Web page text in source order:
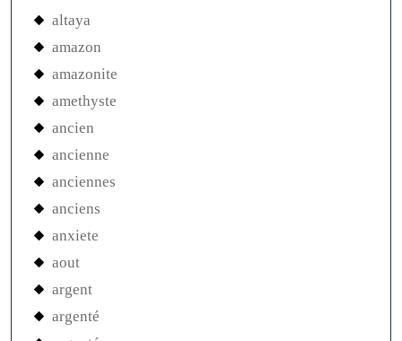
altaya
amazon
amazonite
amethyste
ancien
ancienne
anciennes
anciens
anxiete
aout
argent
argenté